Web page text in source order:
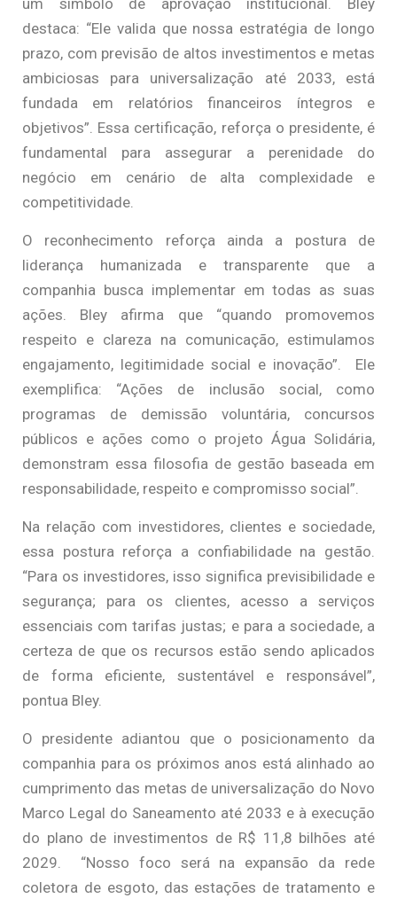
destaca: “Ele valida que nossa estratégia de longo
prazo, com previsão de altos investimentos e metas
ambiciosas para universalização até 2033, está
fundada em relatórios financeiros íntegros e
objetivos”. Essa certificação, reforça o presidente, é
fundamental para assegurar a perenidade do
negócio em cenário de alta complexidade e
competitividade.
O reconhecimento reforça ainda a postura de
liderança humanizada e transparente que a
companhia busca implementar em todas as suas
ações. Bley afirma que “quando promovemos
respeito e clareza na comunicação, estimulamos
engajamento, legitimidade social e inovação”. Ele
exemplifica: “Ações de inclusão social, como
programas de demissão voluntária, concursos
públicos e ações como o projeto Água Solidária,
demonstram essa filosofia de gestão baseada em
responsabilidade, respeito e compromisso social”.
Na relação com investidores, clientes e sociedade,
essa postura reforça a confiabilidade na gestão.
“Para os investidores, isso significa previsibilidade e
segurança; para os clientes, acesso a serviços
essenciais com tarifas justas; e para a sociedade, a
certeza de que os recursos estão sendo aplicados
de forma eficiente, sustentável e responsável”,
pontua Bley.
O presidente adiantou que o posicionamento da
companhia para os próximos anos está alinhado ao
cumprimento das metas de universalização do Novo
Marco Legal do Saneamento até 2033 e à execução
do plano de investimentos de R$ 11,8 bilhões até
2029. “Nosso foco será na expansão da rede
coletora de esgoto, das estações de tratamento e